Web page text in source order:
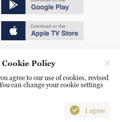
Policy
agree to our use of cookies, revised
can change your cookie settings
I agree